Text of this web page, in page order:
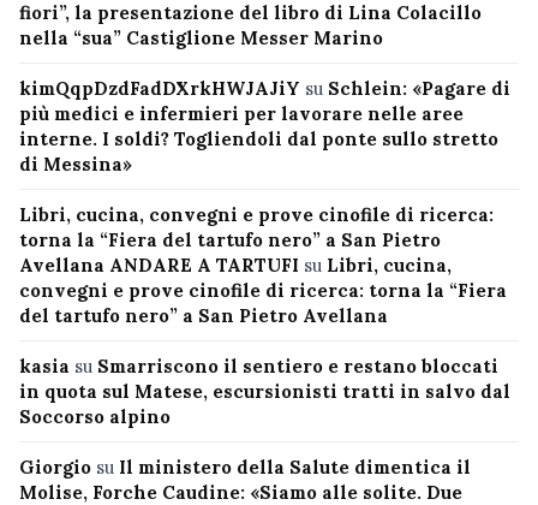
fiori”, la presentazione del libro di Lina Colacillo
nella “sua” Castiglione Messer Marino
kimQqpDzdFadDXrkHWJAJiY su Schlein: «Pagare di
più medici e infermieri per lavorare nelle aree
interne. I soldi? Togliendoli dal ponte sullo stretto
di Messina»
Libri, cucina, convegni e prove cinofile di ricerca:
torna la “Fiera del tartufo nero” a San Pietro
Avellana ANDARE A TARTUFI su Libri, cucina,
convegni e prove cinofile di ricerca: torna la “Fiera
del tartufo nero” a San Pietro Avellana
kasia su Smarriscono il sentiero e restano bloccati
in quota sul Matese, escursionisti tratti in salvo dal
Soccorso alpino
Giorgio su Il ministero della Salute dimentica il
Molise, Forche Caudine: «Siamo alle solite. Due